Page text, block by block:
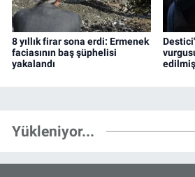
8 yıllık firar sona erdi: Ermenek
faciasının baş şüphelisi
yakalandı
Yükleniyor...